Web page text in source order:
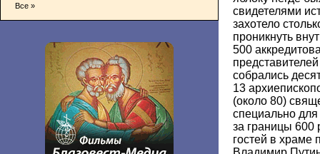
Все »
свидетелями
захотело
проникнуть
500
собрались
13
(около 80)
специально для
за границы 600
гостей в храме